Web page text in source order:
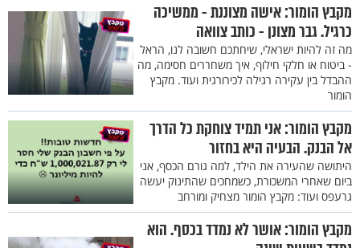
מקבץ הומור: אישה מצוננת - ממשיכה
כרגיל. גבר מצונן - כותב צוואה
מה זה להיות ישראלי, שיחתכם חשובה לנו, הראל
- ביטוח או חלקי חילוף, איך משחררים חסימה, מה
ההבדל בין עקירה רגילה לכירורגית ועוד. מקבץ
הומור
מקבץ הומור: אני תמיד צוחקת כל הדרך
אל הבנק. הבעיה היא בחזור
היתושה שהעירה את הילד, למה גורם הכסף, אני
ביום שאחרי המשכורת, כשמחכים שהתינוק יעשה
גרעפס ועוד: מקבץ הומור מצחיק ומורחב
מקבץ הומור: אושר לא נמדד בכסף. הוא